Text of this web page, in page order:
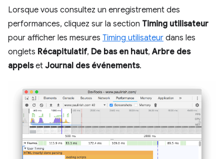
Lorsque vous consultez un enregistrement des
performances, cliquez sur la section Timing utilisateur
pour afficher les mesures Timing utilisateur dans les
onglets Récapitulatif, De bas en haut,Arbre des
appelset Journal des événements.